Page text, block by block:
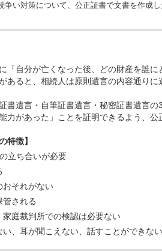
争い対策について、公正証書で文書を作成し
「自分が亡くなった後、どの財産を誰
あると、相続人は原則遺言の内容通りに
書遺言・自筆証書遺言・秘密証書遺言
力があった」ことを証明できるよう、公
特徴】
立ち合いが必要
おそれがない
管される
家庭裁判所での検認は必要ない
い、耳が聞こえない、話すことができな